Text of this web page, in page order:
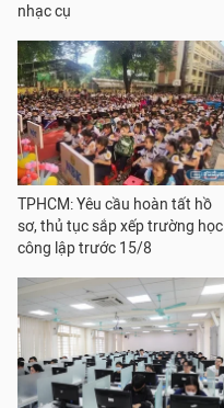
nhạc cụ
TPHCM: Yêu cầu hoàn tất hồ
sơ, thủ tục sắp xếp trường học
công lập trước 15/8